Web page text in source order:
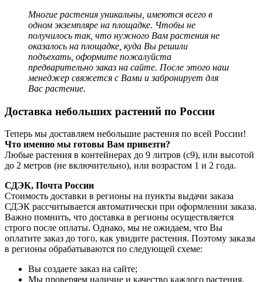
Многие растения уникальны, имеются всего в
одном экземпляре на площадке. Чтобы не
получилось так, что нужного Вам растения не
оказалось на площадке, куда Вы решили
подъехать, оформите пожалуйста
предварительно заказ на сайте. После этого наш
менеджер свяжется с Вами и забронирует для
Вас растение.
Доставка небольших растений по России
Теперь мы доставляем небольшие растения по всей России!
Что именно мы готовы Вам привезти?
Любые растения в контейнерах до 9 литров (с9), или высотой
до 2 метров (не включительно), или возрастом 1 и 2 года.
СДЭК, Почта России
Стоимость доставки в регионы на пункты выдачи заказа
СДЭК рассчитывается автоматически при оформлении заказа.
Важно помнить, что доставка в регионы осуществляется
строго после оплаты. Однако, мы не ожидаем, что Вы
оплатите заказ до того, как увидите растения. Поэтому заказы
в регионы обрабатываются по следующей схеме:
Вы создаете заказ на сайте;
Мы проверяем наличие и качество каждого растения,